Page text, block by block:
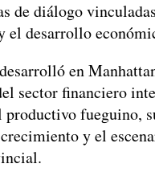
de diálogo
el desarrollo
en
sector financiero
fueguino,
y el